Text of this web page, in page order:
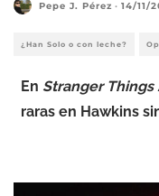
Pepe J. Pérez · 14/11/
¿Han Solo o con leche?
En Stranger Things
raras en Hawkins